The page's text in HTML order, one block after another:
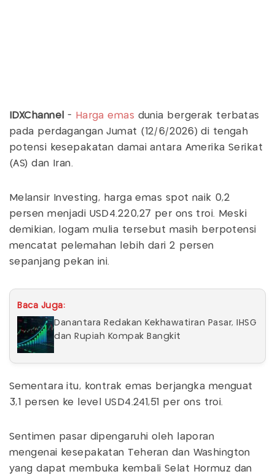
IDXChannel - Harga emas dunia bergerak terbatas
pada perdagangan Jumat (12/6/2026) di tengah
potensi kesepakatan damai antara Amerika Serikat
(AS) dan Iran.
Melansir Investing, harga emas spot naik 0,2
persen menjadi USD4.220,27 per ons troi. Meski
demikian, logam mulia tersebut masih berpotensi
mencatat pelemahan lebih dari 2 persen
sepanjang pekan ini.
Baca Juga:
Danantara Redakan Kekhawatiran Pasar, IHSG
dan Rupiah Kompak Bangkit
Sementara itu, kontrak emas berjangka menguat
3,1 persen ke level USD4.241,51 per ons troi.
Sentimen pasar dipengaruhi oleh laporan
mengenai kesepakatan Teheran dan Washington
yang dapat membuka kembali Selat Hormuz dan